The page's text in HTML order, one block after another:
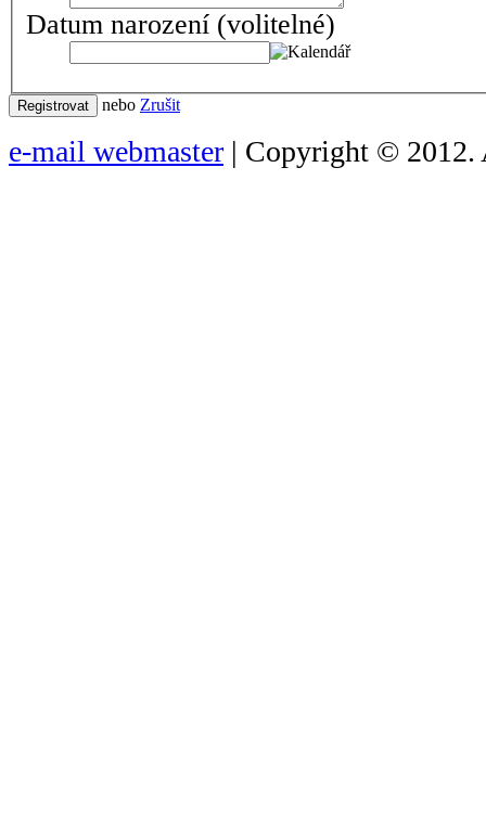
Datum narození (volitelné)
Registrovat nebo Zrušit
e-mail webmaster | Copyright © 2012.